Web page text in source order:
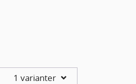
1 varianter